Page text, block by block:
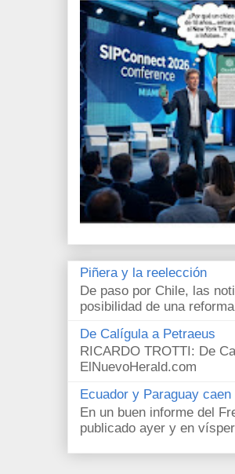
Piñera y la reelección
De paso por Chile, las
posibilidad de una
De Calígula a Petraeus
RICARDO TROTTI: De
ElNuevoHerald.com
Ecuador y Paraguay caen
En un buen informe del
publicado ayer y en